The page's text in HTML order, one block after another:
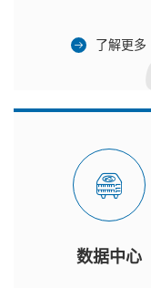
了解更多
数据中心